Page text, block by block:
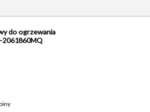
do ogrzewania
2061860MQ